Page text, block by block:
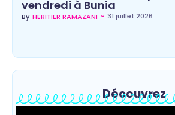
vendredi à Bunia
By HERITIER RAMAZANI ~ 31 juillet 2026
Découvrez